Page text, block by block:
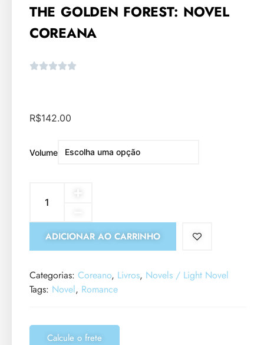
THE GOLDEN FOREST: NOVEL
COREANA
R$142.00
Volume
ADICIONAR AO CARRINHO
Categorias: Coreano, Livros, Novels / Light Novel
Tags: Novel, Romance
Calcule o frete